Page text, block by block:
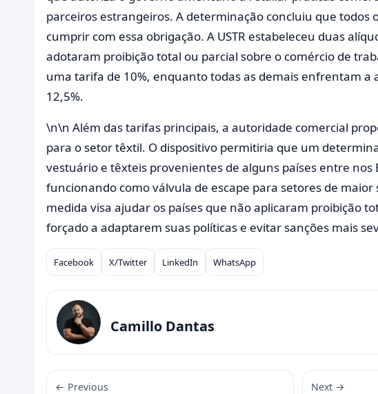
parceiros estrangeiros. A determinação concluiu que todos
cumprir com essa obrigação. A USTR estabeleceu duas
adotaram proibição total ou parcial sobre o comércio de
uma tarifa de 10%, enquanto todas as demais enfrentam a
12,5%.
\n\n Além das tarifas principais, a autoridade comercial
para o setor têxtil. O dispositivo permitiria que um
vestuário e têxteis provenientes de alguns países entre nos
funcionando como válvula de escape para setores de maior
medida visa ajudar os países que não aplicaram proibição
forçado a adaptarem suas políticas e evitar sanções mais
Compartilhar
Facebook X/Twitter LinkedIn WhatsApp
Camillo Dantas
← Previous Next →